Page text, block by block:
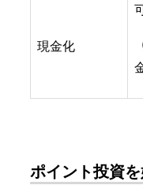
現金化
ポイント投資